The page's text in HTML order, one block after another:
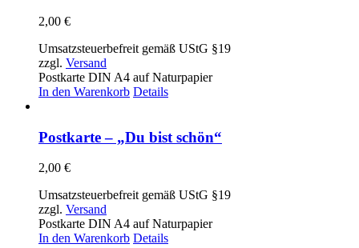
2,00 €
Umsatzsteuerbefreit gemäß UStG §19
zzgl. Versand
Postkarte DIN A4 auf Naturpapier
In den Warenkorb Details
Postkarte – „Du bist schön“
2,00 €
Umsatzsteuerbefreit gemäß UStG §19
zzgl. Versand
Postkarte DIN A4 auf Naturpapier
In den Warenkorb Details